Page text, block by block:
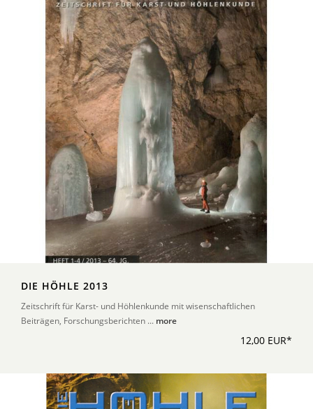
DIE HÖHLE 2013
Zeitschrift für Karst- und Höhlenkunde mit wisenschaftlichen
Beiträgen, Forschungsberichten ... more
12,00 EUR*